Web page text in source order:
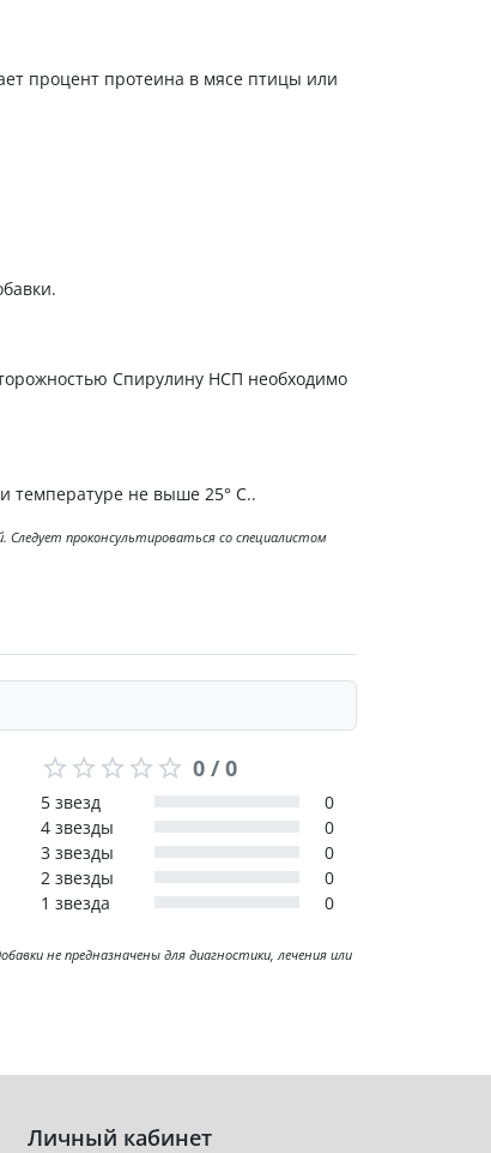
процент протеина в мясе птицы или
Спирулину НСП необходимо
температуре не выше 25° С..
Следует проконсультироваться со специалистом
0 / 0
5 звезд
0
4 звезды
0
3 звезды
0
2 звезды
0
1 звезда
0
не предназначены для диагностики, лечения или
Личный кабинет